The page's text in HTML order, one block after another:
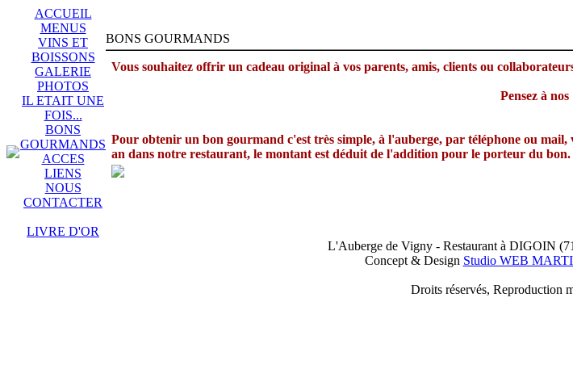
ACCUEIL
MENUS
VINS ET
BOISSONS
GALERIE
PHOTOS
IL ETAIT UNE
FOIS...
BONS
GOURMANDS
ACCES
LIENS
NOUS
CONTACTER
LIVRE D'OR
BONS GOURMANDS
Vous souhaitez offrir un cadeau original à vos parents, amis, clients ou
Pensez à
Pour obtenir un bon gourmand c'est très simple, à l'auberge, par téléphone ou
an dans notre restaurant, le montant est déduit de l'addition pour le porteur du bon.
L'Auberge de Vigny - Restaurant à DIGOIN
Concept & Design Studio WEB
Droits réservés, Reproduction